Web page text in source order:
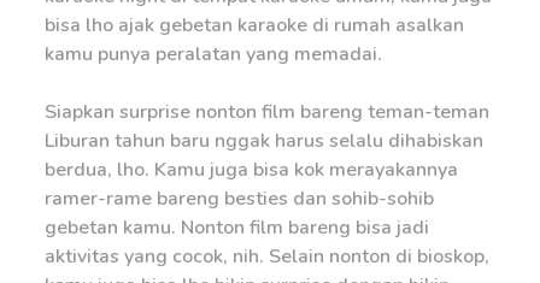
bisa lho ajak gebetan karaoke di rumah asalkan
kamu punya peralatan yang memadai.
Siapkan surprise nonton film bareng teman-teman
Liburan tahun baru nggak harus selalu dihabiskan
berdua, lho. Kamu juga bisa kok merayakannya
ramer-rame bareng besties dan sohib-sohib
gebetan kamu. Nonton film bareng bisa jadi
aktivitas yang cocok, nih. Selain nonton di bioskop,